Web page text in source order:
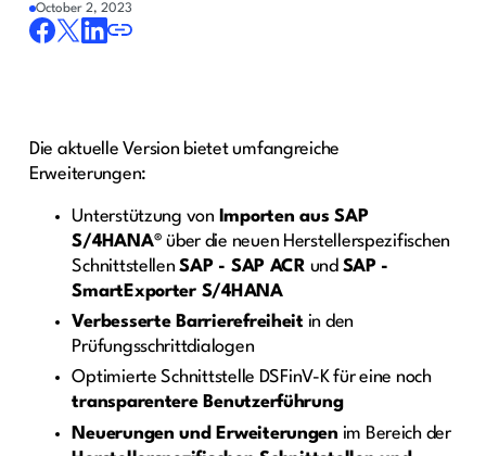
October 2, 2023
Die aktuelle Version bietet umfangreiche
Erweiterungen:
Unterstützung von Importen aus SAP
S/4HANA® über die neuen Herstellerspezifischen
SchnittstellenSAP - SAP ACR und SAP -
SmartExporter S/4HANA
Verbesserte Barrierefreiheitin den
Prüfungsschrittdialogen
Optimierte Schnittstelle DSFinV-K für eine noch
transparentere Benutzerführung
Neuerungen und Erweiterungen im Bereich der